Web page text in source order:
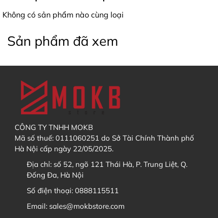
2. Thời gian trả hàng dự kiến có chính xác không?
3. Tôi có thể mua các sản phẩm khác cùng với GB
không?
KHÔNG
KHÔNG
4. Tôi muốn theo dõi tiến độ GB / Order thì xem ở đâu?
chọn sản phẩm cần mua
muốn
Không có sản phẩm nào cùng loại
Sản phẩm đã xem
CÔNG TY TNHH MOKB
Mã số thuế: 0111060251 do Sở Tài Chính Thành phố
Hà Nội cấp ngày 22/05/2025.
Địa chỉ: số 52, ngõ 121 Thái Hà, P. Trung Liệt, Q.
Đống Đa, Hà Nội
Số điện thoại: 0888115511
Email: sales@mokbstore.com